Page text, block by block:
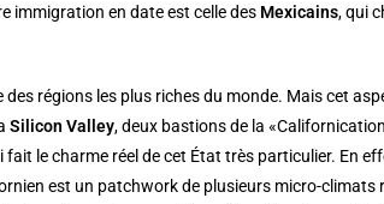
immigration en date est celle des Mexicains, qui
des régions les plus riches du monde. Mais cet
Silicon Valley, deux bastions de la
fait le charme réel de cet État très particulier. En
est un patchwork de plusieurs micro-climats